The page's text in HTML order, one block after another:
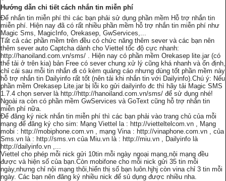
Hướng dẫn chi tiết cách nhắn tin miễn phí
Để nhắn tin miễn phí thì các bạn phải sử dụng phần mềm Hỗ trợ nhắn tin
miễn phí. Hiện nay đã có rất nhiều phần mềm hỗ trợ nhắn tin miễn phí như
Magic Sms, MagicInfo, Orekasep, GwServices,...
Tất cả các phần mềm trên đều có chức năng thêm sever và các bạn nên
thêm sever auto Captcha dành cho Viettel tốc độ cực nhanh:
http://hanoiland.com.vn/sms/ . Hiện nay có phần mềm Orekasep lite.jar (có
thể tải ở trên kia) bản Free có sever chung xử lý cũng khá nhanh và ổn định,
chỉ cái sau mỗi tin nhắn đi có kèm quảng cáo nhưng dùng tốt phần mềm này
hỗ trợ nhắn tin Dailyinfo rất tốt (nên tải khi nhắn tin với Dailyinfo).Chú ý: Nếu
phần mềm Orekasep Lite.jar bị lỗi ko gửi dailyinfo đc thì hãy tải Magic SMS
1.7.4 chọn server là http://http://hanoiland.com.vn/sms/ để sử dụng nhé!
Ngoài ra còn có phần mềm GwServices và GoText cũng hỗ trợ nhắn tin
miễn phí nữa.
Để đăng ký nick nhắn tin miễn phí thì các bạn phải vào trang chủ của mỗi
mạng để đăng ký cho sim: Mạng Viettel la : http://vietteltelcom.vn , Mạng
mobi : http://mobiphone.com.vn , mạng Vina : http://vinaphone.com.vn , của
Sms.vn là : http://sms.vn của Miu.vn là : http://miu.vn , Dailyinfo là
http://dailyinfo.vn ,...
Viettel cho phép mỗi nick gửi 10tin mỗi ngày ngoại mạng,nội mạng đều
được và hiện số của bạn.Còn mobifone cho mỗi nick gửi 35 tin mỗi
ngày,nhưng chỉ nội mạng thôi,hiển thị số bạn luôn.hjhj còn vina chỉ 3 tin mỗi
ngày. Các bạn nên đăng ký nhiều nick để sủ dụng được nhiều nha.